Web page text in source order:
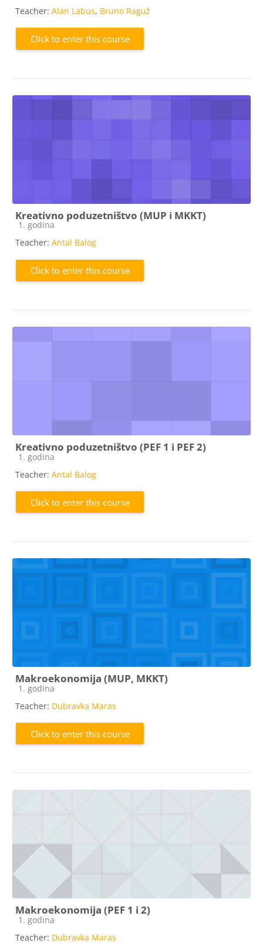
Teacher: Alan Labus, Bruno Raguž
Click to enter this course
Kreativno poduzetništvo (MUP i MKKT)
Course category
1. godina
Teacher: Antal Balog
Click to enter this course
Kreativno poduzetništvo (PEF 1 i PEF 2)
Course category
1. godina
Teacher: Antal Balog
Click to enter this course
Makroekonomija (MUP, MKKT)
Course category
1. godina
Teacher: Dubravka Maras
Click to enter this course
Makroekonomija (PEF 1 i 2)
Course category
1. godina
Teacher: Dubravka Maras